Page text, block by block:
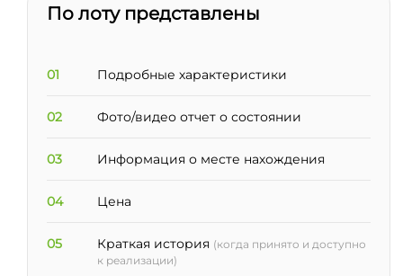
По лоту представлены
01 Подробные характеристики
02 Фото/видео отчет о состоянии
03 Информация о месте нахождения
04 Цена
05 Краткая история (когда принято и доступно
к реализации)